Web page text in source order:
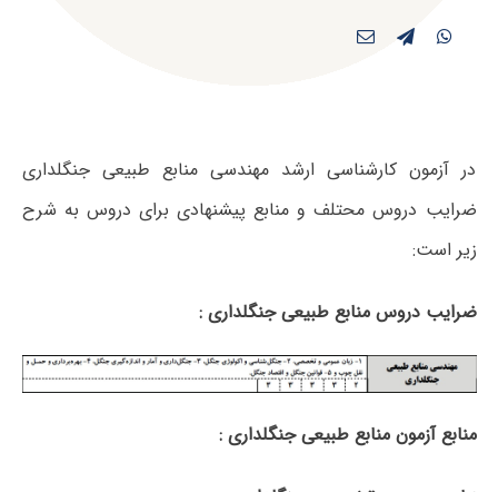
در آزمون کارشناسی ارشد مهندسی منابع طبیعی جنگلداری
ضرایب دروس محتلف و منابع پیشنهادی برای دروس به شرح
زیر است:
ضرایب دروس منابع طبیعی جنگلداری :
منابع آزمون منابع طبیعی جنگلداری :